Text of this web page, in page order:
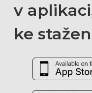
v
ke